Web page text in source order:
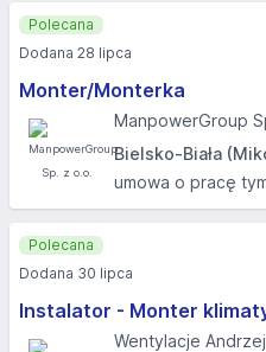
Monter/Monterka
ManpowerGroup
Bielsko-Biała
umowa o pracę
Polecana
Dodana 28 lipca
Instalator - Monter
Wentylacje
Polecana
Dodana 30 lipca